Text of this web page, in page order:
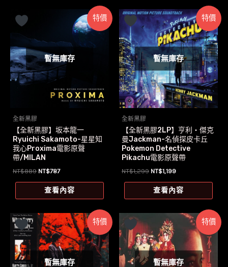
特價
暫無庫存
全新黑膠
【全新黑膠】坂本龍一
Ryuichi Sakamoto-星星知
我心Proxima電影原聲
帶/MILAN
NT$889 原
格：
NT$787目
價
格：
查看內容
特價
暫無庫存
全新黑膠
【全新黑膠2LP】亨利‧傑克
曼Jackman-名偵探皮卡丘
Pokemon Detective
Pikachu電影原聲帶
NT$1,299 原
價
格：
NT$1,199目
價
格：
查看內容
特價
暫無庫存
特價
暫無庫存